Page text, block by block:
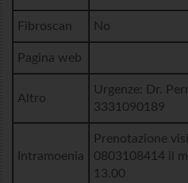
Fibroscan No
Pagina web
Altro
Urgenze: Dr.
3331090189
Intramoenia
Prenotazione
0803108414 il
13.00